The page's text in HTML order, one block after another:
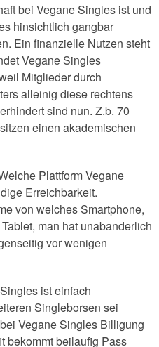
bei Vegane Singles ist und
hinsichtlich gangbar
Ein finanzielle Nutzen steht
Vegane Singles
Mitglieder durch
alleinig diese rechtens
sind nun. Z.b. 70
einen akademischen
Plattform Vegane
Erreichbarkeit.
von welches Smartphone,
man hat unabanderlich
vor wenigen
ist einfach
Singleborsen sei
Vegane Singles Billigung
bekommt beilaufig Pass